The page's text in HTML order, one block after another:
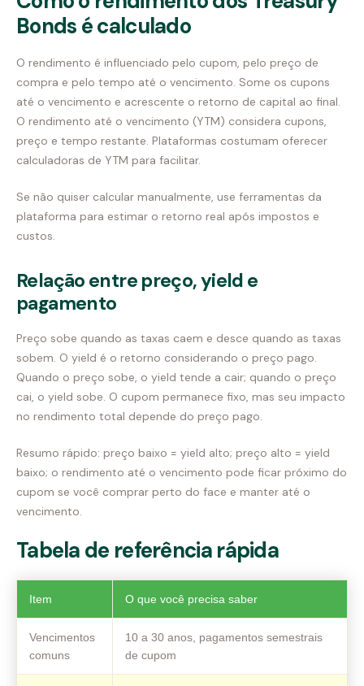
Bonds é calculado
O rendimento é influenciado pelo cupom, pelo preço de
compra e pelo tempo até o vencimento. Some os cupons
até o vencimento e acrescente o retorno de capital ao final.
O rendimento até o vencimento (YTM) considera cupons,
preço e tempo restante. Plataformas costumam oferecer
calculadoras de YTM para facilitar.
Se não quiser calcular manualmente, use ferramentas da
plataforma para estimar o retorno real após impostos e
custos.
Relação entre preço, yield e
pagamento
Preço sobe quando as taxas caem e desce quando as taxas
sobem. O yield é o retorno considerando o preço pago.
Quando o preço sobe, o yield tende a cair; quando o preço
cai, o yield sobe. O cupom permanece fixo, mas seu impacto
no rendimento total depende do preço pago.
Resumo rápido: preço baixo = yield alto; preço alto = yield
baixo; o rendimento até o vencimento pode ficar próximo do
cupom se você comprar perto do face e manter até o
vencimento.
Tabela de referência rápida
Item O que você precisa saber
Vencimentos
comuns
10 a 30 anos, pagamentos semestrais
de cupom